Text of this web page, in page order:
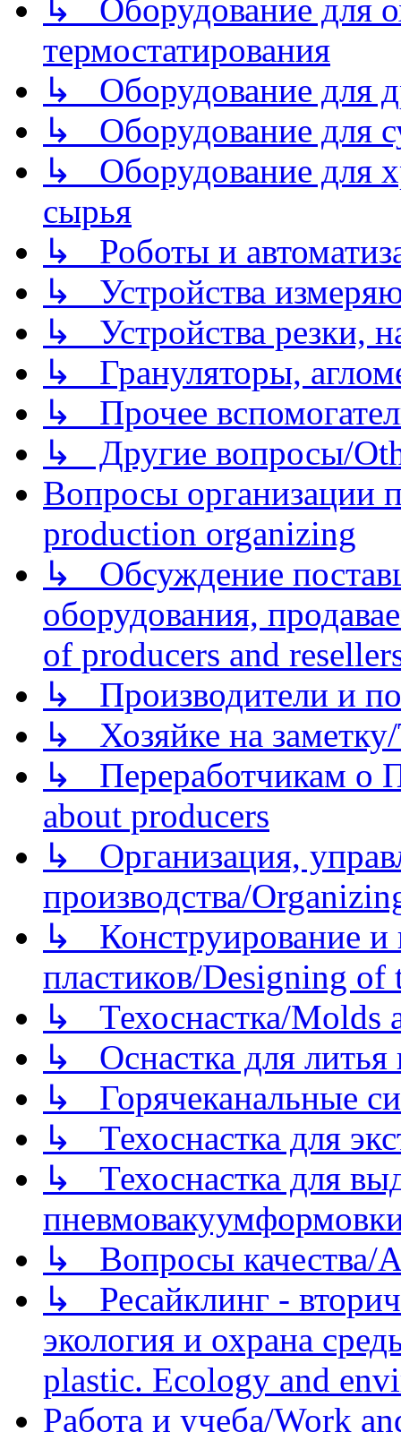
↳ Оборудование для
термостатирования
↳ Оборудование для
↳ Оборудование для
↳ Оборудование для
сырья
↳ Роботы и
↳ Устройства
↳ Устройства резки,
↳ Грануляторы,
↳ Прочее
↳ Другие вопросы/
Вопросы организации
production organizing
↳ Обсуждение
оборудования,
of producers and
↳ Производители и
↳ Хозяйке на
↳ Переработчикам о
about producers
↳ Организация,
производства/
↳ Конструирование и
пластиков/Designing of
↳ Техоснастка/Molds
↳ Оснастка для литья
↳ Горячеканальные
↳ Техоснастка для
↳ Техоснастка для
↳ Вопросы качества/
↳ Ресайклинг -
экология и охрана
plastic. Ecology and
Работа и учеба/Work